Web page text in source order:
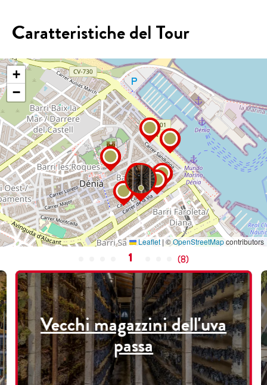
Caratteristiche del Tour
+
−
Leaflet | ©OpenStreetMapcontributors
1 (8)
Vecchi magazzini dell'uva
passa